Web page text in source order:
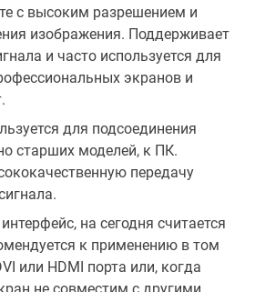
с высоким разрешением и
изображения. Поддерживает
и часто используется для
экранов и
для подсоединения
старших моделей, к ПК.
передачу
на сегодня считается
к применению в том
или HDMI порта или, когда